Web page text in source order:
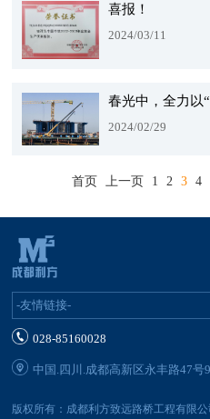
喜报！
2024/03/11
2024/02/29
首页 上一页 1 2 3 4
028-85160028
中国.四川.成都高新区永丰路47号
版权所有：成都利方致远路桥工程有限公